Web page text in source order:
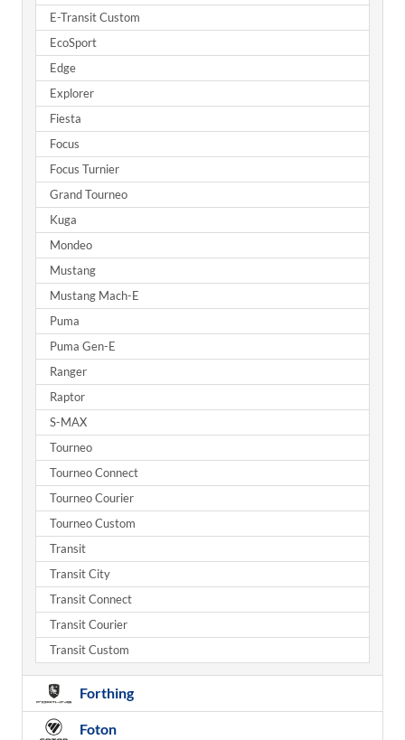
E-Transit Custom
EcoSport
Edge
Explorer
Fiesta
Focus
Focus Turnier
Grand Tourneo
Kuga
Mondeo
Mustang
Mustang Mach-E
Puma
Puma Gen-E
Ranger
Raptor
S-MAX
Tourneo
Tourneo Connect
Tourneo Courier
Tourneo Custom
Transit
Transit City
Transit Connect
Transit Courier
Transit Custom
Forthing
Foton